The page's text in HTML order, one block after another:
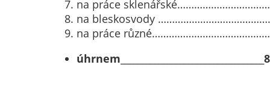
na práce
na bleskosvody
na práce